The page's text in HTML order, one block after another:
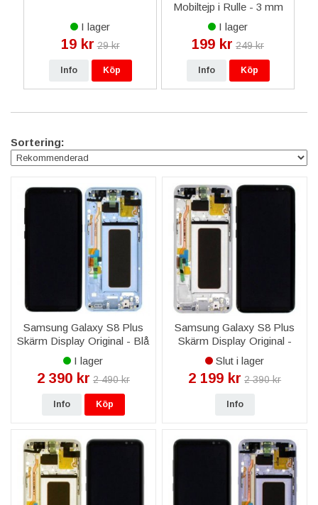
I lager
19 kr 29 kr
Info Köp
Mobiltejp i Rulle - 3 mm
x 3 M
I lager
199 kr 249 kr
Info Köp
Sortering:
Samsung Galaxy S8 Plus
Skärm Display Original - Blå
I lager
2 390 kr 2 490 kr
Info Köp
Samsung Galaxy S8 Plus
Skärm Display Original -
Silver
Slut i lager
2 199 kr 2 390 kr
Info